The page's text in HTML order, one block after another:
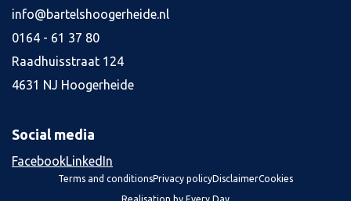
Kredietaanvraag
Jaarrekening
Salarisadministratie
Tax planning
Kennisbank
Vacatures
4
info@bartelshoogerheide.nl
0164 - 61 37 80
Raadhuisstraat 124
4631 NJ Hoogerheide
Social media
FacebookLinkedIn
Terms and conditionsPrivacy policyDisclaimerCookies